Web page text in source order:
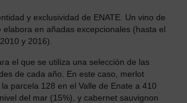
y exclusividad de ENATE. Un vino de
elabora en añadas excepcionales (hasta el
y 2016).
el que se utiliza una selección de las
de cada año. En este caso, merlot
parcela 128 en el Valle de Enate a 410
del mar (15%), y cabernet sauvignon